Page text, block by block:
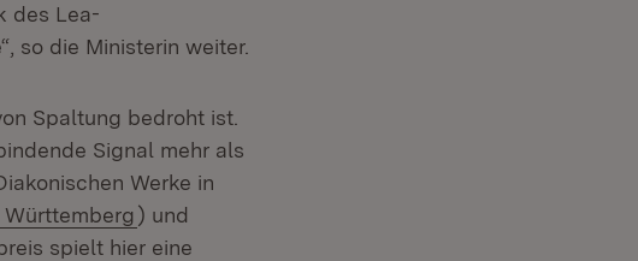
des Lea-
so die Ministerin weiter.
Spaltung bedroht ist.
Signal mehr als
Werke in
Extern:
Württemberg(Öffnet in neuem Fenster)
) und
spielt hier eine